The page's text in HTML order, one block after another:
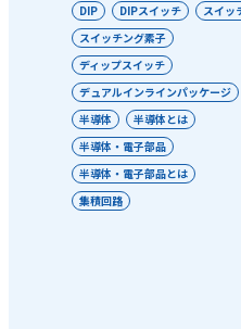
DIP DIPスイッチ
スイッ
スイッチング素子
ディップスイッチ
デュアルインラインパッケージ
半導体
半導体とは
半導体・電子部品
半導体・電子部品とは
集積回路